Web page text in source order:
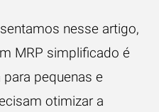
nesse artigo,
MRP simplificado é
pequenas e
otimizar a